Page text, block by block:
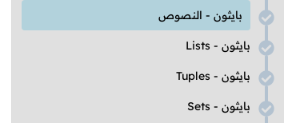
بايثون - النصوص
بايثون - Lists
بايثون - Tuples
بايثون - Sets